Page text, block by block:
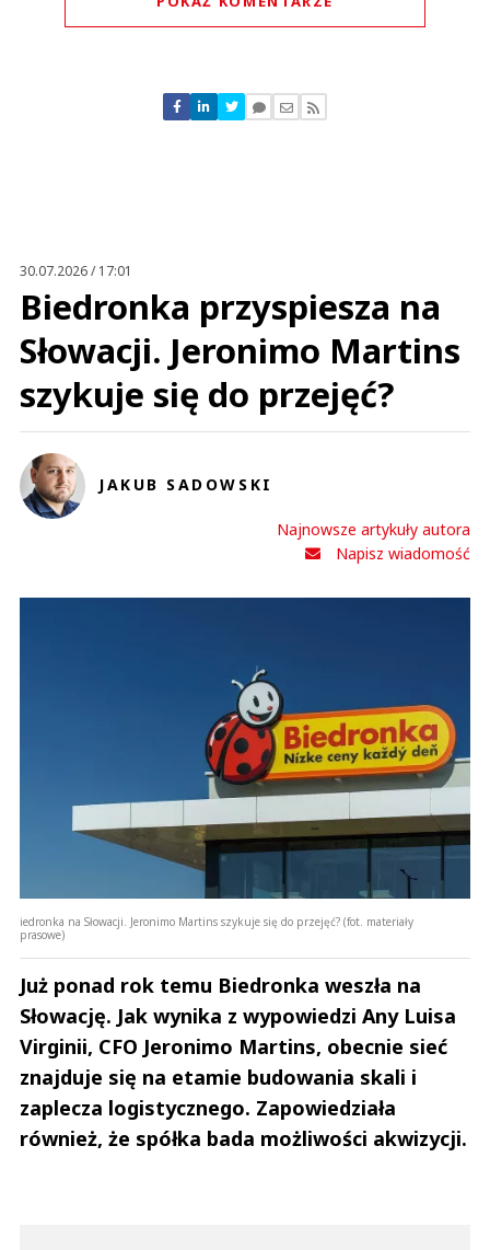
Nie znaleziono komentarzy
Zostaw swoje komentarze
30.07.2026 / 17:01
Biedronka przyspiesza na
Słowacji. Jeronimo Martins
szykuje się do przejęć?
JAKUB SADOWSKI
Najnowsze artykuły autora
Napisz wiadomość
iedronka na Słowacji. Jeronimo Martins szykuje się do przejęć? (fot. materiały
prasowe)
Już ponad rok temu Biedronka weszła na
Słowację. Jak wynika z wypowiedzi Any Luisa
Virginii, CFO Jeronimo Martins, obecnie sieć
znajduje się na etamie budowania skali i
zaplecza logistycznego. Zapowiedziała
również, że spółka bada możliwości akwizycji.